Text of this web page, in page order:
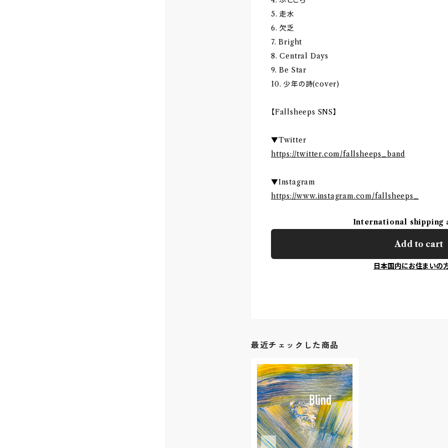
5. 走水
6. 欠乏
7. Bright
8. Central Days
9. Be Star
10. 少年の詩(cover)
【Fallsheeps SNS】
▼Twitter
https://twitter.com/fallsheeps_band
▼Instagram
https://www.instagram.com/fallsheeps_
International shipping
Add to cart
日本国内にお住まいの
最近チェックした商品